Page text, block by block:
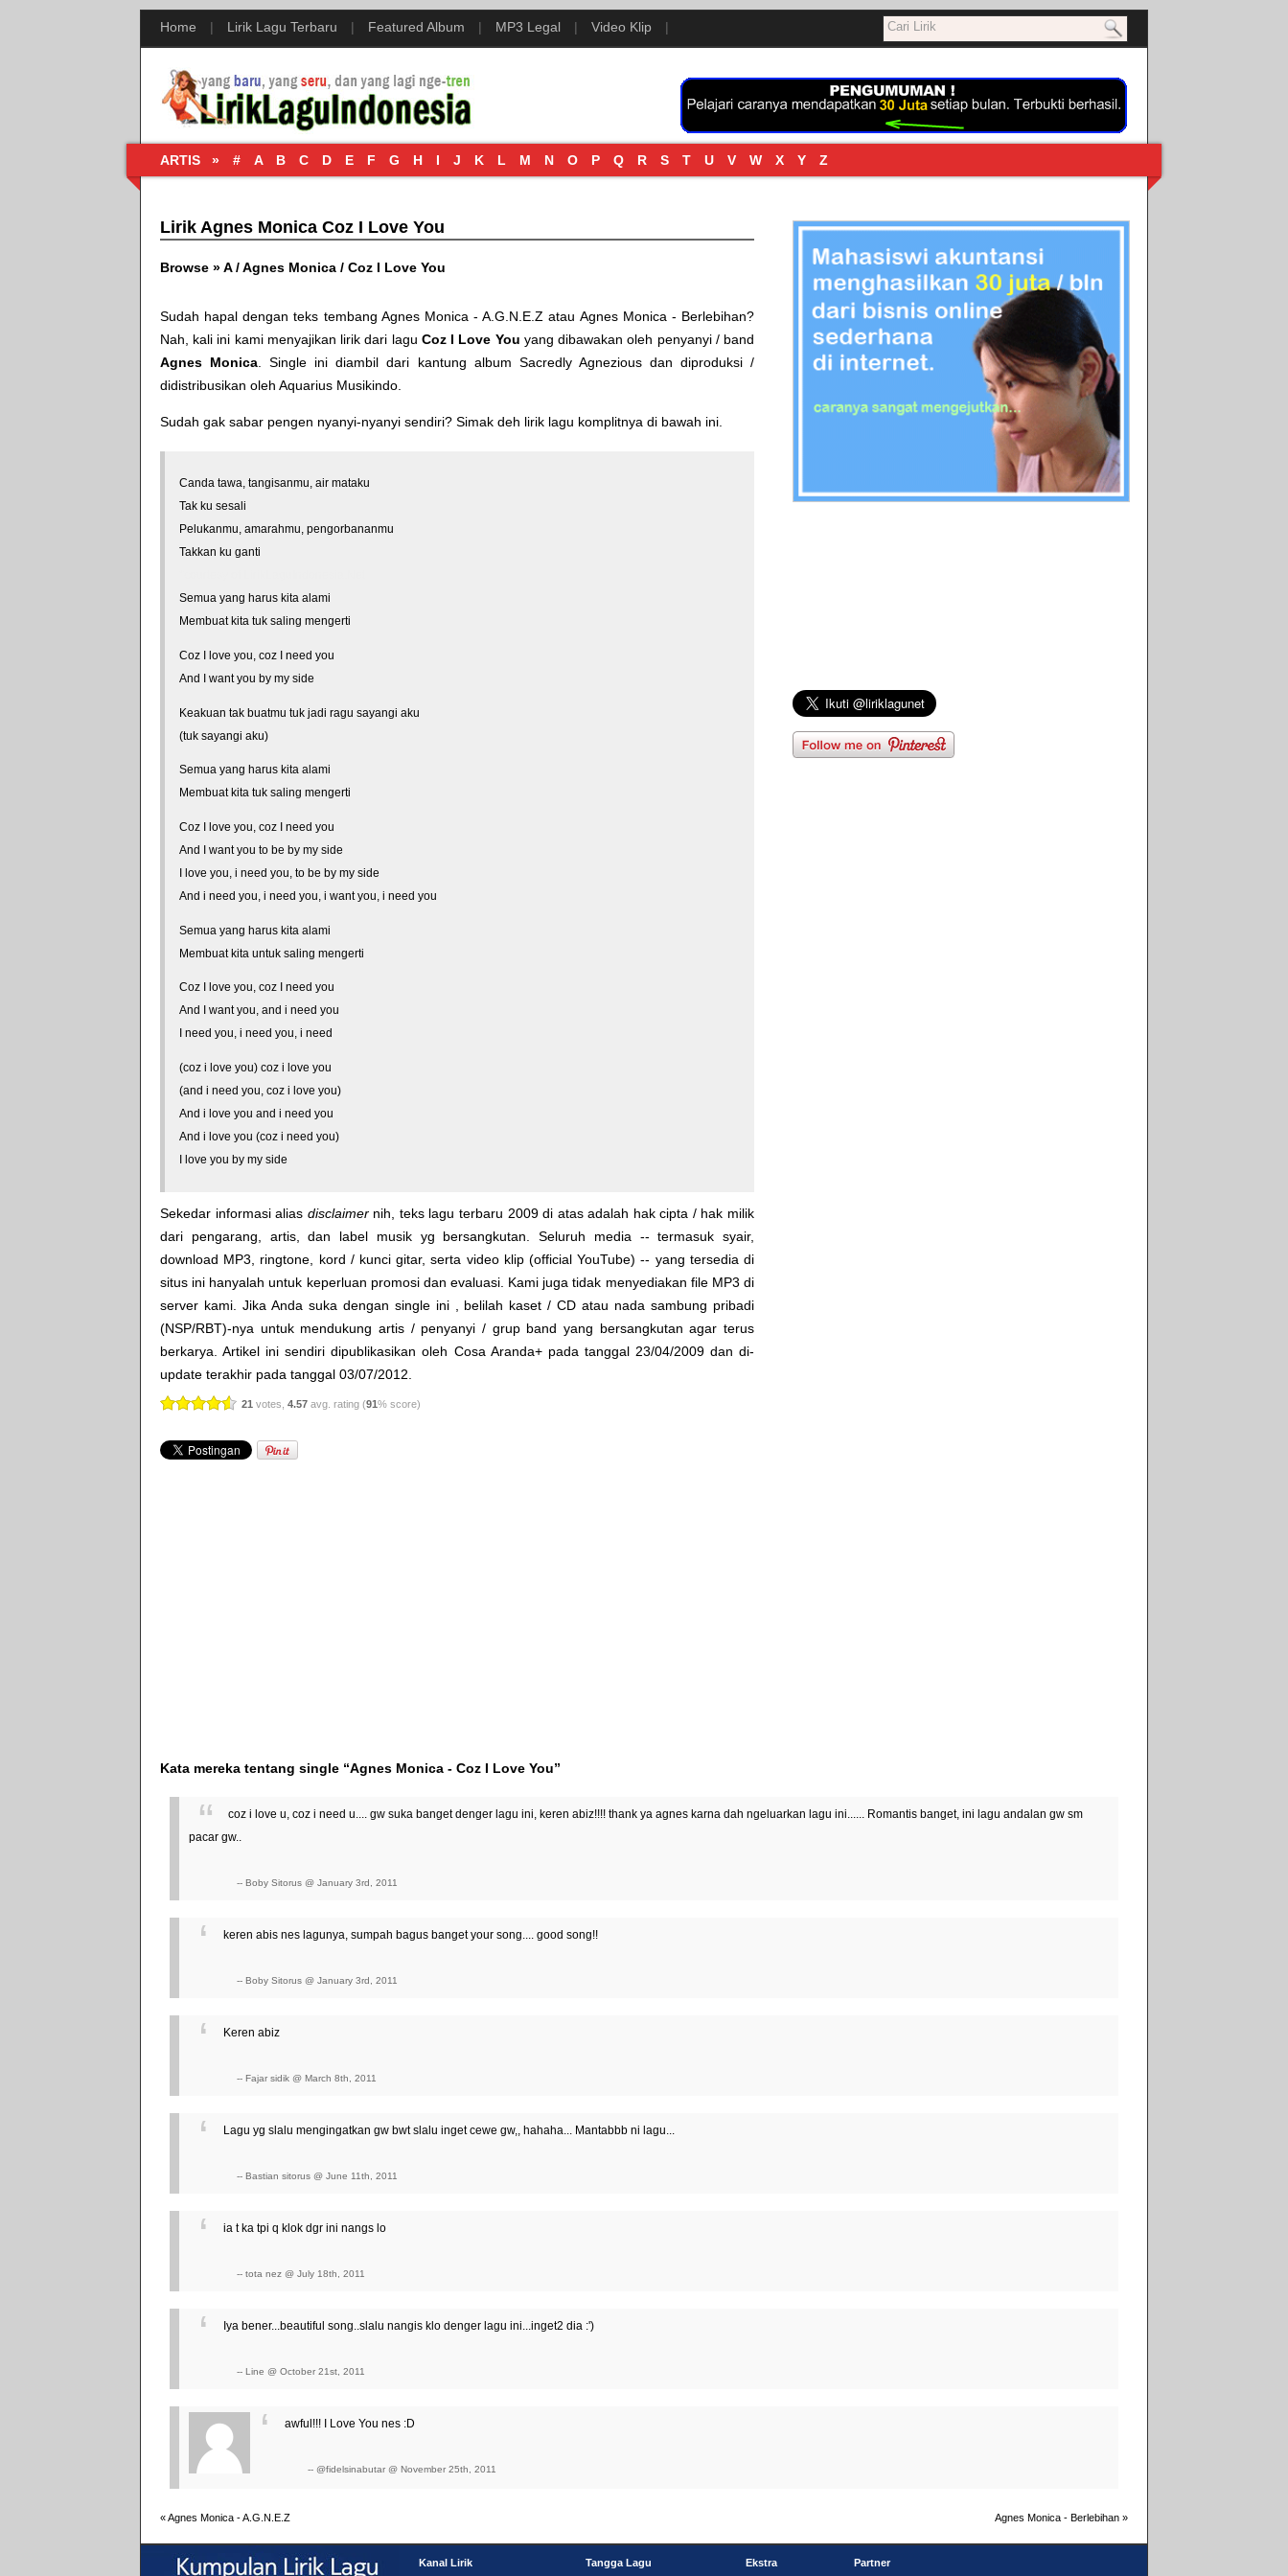
Home | Lirik Lagu Terbaru | Featured Album | MP3 Legal | Video Klip |
ARTIS » # A B C D E F G H I J K L M N O P Q R S T U V W X Y Z
Lirik Agnes Monica Coz I Love You
Browse »A/Agnes Monica / Coz I Love You
Sudah hapal dengan teks tembang Agnes Monica - A.G.N.E.Z atau Agnes Monica - Berlebihan?
Nah, kali ini kami menyajikan lirik dari lagu Coz I Love You yang dibawakan oleh penyanyi / band
Agnes Monica . Single ini diambil dari kantung album Sacredly Agneziousdan diproduksi /
didistribusikan oleh Aquarius Musikindo
Sudah gak sabar pengen nyanyi-nyanyi sendiri? Simak deh lirik lagu komplitnya di bawah ini.
Canda tawa, tangisanmu, air mataku
Tak ku sesali
Pelukanmu, amarahmu, pengorbananmu
Takkan ku ganti
Semua yang harus kita alami
Membuat kita tuk saling mengerti
Coz I love you, coz I need you
And I want you by my side
Keakuan tak buatmu tuk jadi ragu sayangi aku
(tuk sayangi aku)
Semua yang harus kita alami
Membuat kita tuk saling mengerti
Coz I love you, coz I need you
And I want you to be by my side
I love you, i need you, to be by my side
And i need you, i need you, i want you, i need you
Semua yang harus kita alami
Membuat kita untuk saling mengerti
Coz I love you, coz I need you
And I want you, and i need you
I need you, i need you, i need
(coz i love you) coz i love you
(and i need you, coz i love you)
And i love you and i need you
And i love you (coz i need you)
I love you by my side
Sekedar informasi alias disclaimernih, teks lagu terbaru 2009 di atas adalah hak cipta / hak milik
dari pengarang, artis, dan label musik yg bersangkutan. Seluruh media -- termasuk syair,
download MP3, ringtone, kord / kunci gitar, serta video klip (official YouTube) -- yang tersedia di
situs ini hanyalah untuk keperluan promosi dan evaluasi. Kami juga tidak menyediakan file MP3 di
server kami. Jika Anda suka dengan single ini , belilah kaset / CD atau nada sambung pribadi
(NSP/RBT)-nya untuk mendukung artis / penyanyi / grup band yang bersangkutan agar terus
berkarya. Artikel ini sendiri dipublikasikan oleh Cosa Aranda+pada tanggal 23/04/2009 dan di-
update terakhir pada tanggal 03/07/2012.
21 votes, 4.57 avg. rating (91% score)
Kata mereka tentang single “Agnes Monica - Coz I Love You”
coz i love u, coz i need u.... gw suka banget denger lagu ini, keren abiz!!!! thank ya agnes karna dah ngeluarkan lagu ini...... Romantis banget, ini lagu andalan gw sm
pacar gw..
-- Boby Sitorus @ January 3rd, 2011
keren abis nes lagunya, sumpah bagus banget your song.... good song!!
-- Boby Sitorus @ January 3rd, 2011
Keren abiz
-- Fajar sidik @ March 8th, 2011
Lagu yg slalu mengingatkan gw bwt slalu inget cewe gw,, hahaha... Mantabbb ni lagu...
-- Bastian sitorus @ June 11th, 2011
ia t ka tpi q klok dgr ini nangs lo
-- tota nez @ July 18th, 2011
Iya bener...beautiful song..slalu nangis klo denger lagu ini...inget2 dia :')
-- Line @ October 21st, 2011
awful!!! I Love You nes :D
-- @fidelsinabutar @ November 25th, 2011
«Agnes Monica - A.G.N.E.Z Agnes Monica - Berlebihan »
Kanal Lirik Tangga Lagu Ekstra Partner